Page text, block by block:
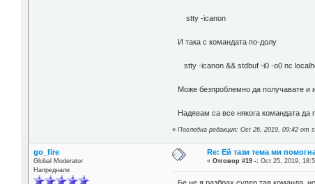
stty -icanon
И така с командата по-долу
stty -icanon && stdbuf -i0 -o0 nc
Може безпроблемно да получавате и
Надявам са все някога командата да
«Последна редакция: Oct 26, 2019, 09:42 от
go_fire
Global Moderator
Напреднали
Re: Ей тази тема ми
«Отговор #19 -: Oct 25, 2019,